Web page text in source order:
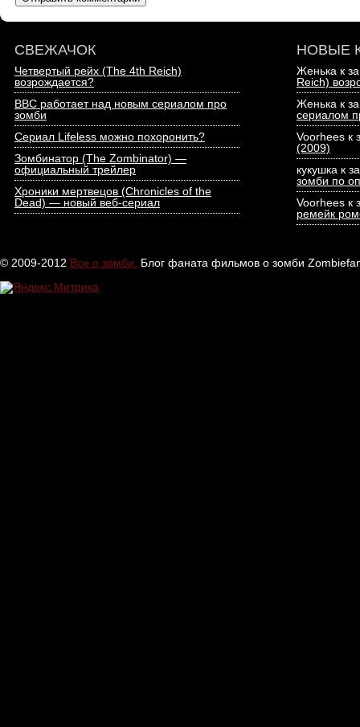
СВЕЖАЧОК
Четвертый рейх (The 4th Reich)
возрождается?
BBC работает над новым сериалом про
зомби
Сериал Lifeless можно похоронить?
Зомбинатор (The Zombinator) —
официальный трейлер
Хроники мертвецов (Chronicles of the
Dead) — новый веб-сериал
НОВЫЕ
Женька к
Reich)
Женька к
сериалом
Voorhees к
(2009)
кукушка к
зомби по
Voorhees к
ремейк
© 2009-2012 Все о зомби. Блог фаната фильмов о зомби